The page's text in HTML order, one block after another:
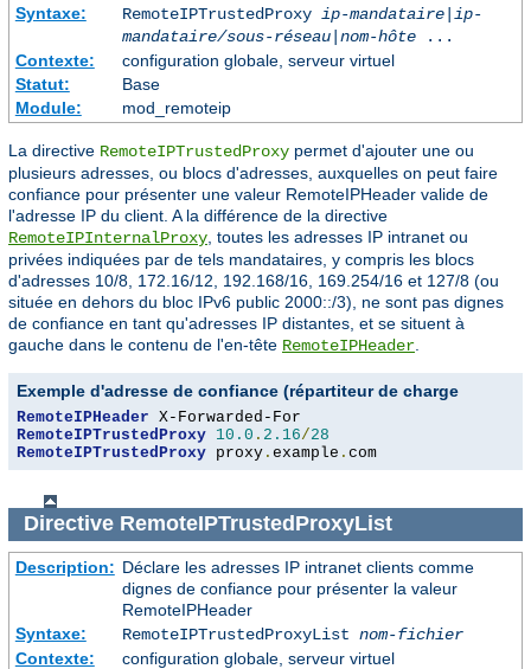
Syntaxe:
RemoteIPTrustedProxy ip-mandataire| ip-
mandataire/sous-réseau| nom-hôte...
Contexte:
configuration globale, serveur virtuel
Statut:
Base
Module:
mod_remoteip
La directive RemoteIPTrustedProxy permet d'ajouter une ou
plusieurs adresses, ou blocs d'adresses, auxquelles on peut faire
confiance pour présenter une valeur RemoteIPHeader valide de
l'adresse IP du client. A la différence de la directive
RemoteIPInternalProxy , toutes les adresses IP intranet ou
privées indiquées par de tels mandataires, y compris les blocs
d'adresses 10/8, 172.16/12, 192.168/16, 169.254/16 et 127/8 (ou
située en dehors du bloc IPv6 public 2000::/3), ne sont pas dignes
de confiance en tant qu'adresses IP distantes, et se situent à
gauche dans le contenu de l'en-tête RemoteIPHeader
Exemple d'adresse de confiance (répartiteur de charge
RemoteIPHeader
RemoteIPTrustedProxy 10.0 . 2.16/28
RemoteIPTrustedProxy proxy . example . com
Directive RemoteIPTrustedProxyList
Description: Déclare les adresses IP intranet clients comme
dignes de confiance pour présenter la valeur
RemoteIPHeader
Syntaxe:
RemoteIPTrustedProxyList nom-fichier
Contexte:
configuration globale, serveur virtuel